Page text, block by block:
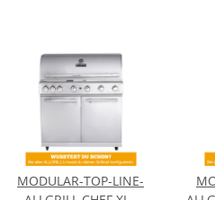
MODULAR-TOP-LINE-